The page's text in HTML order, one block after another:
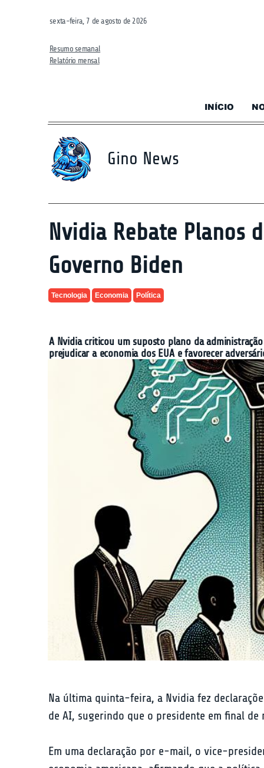
sexta-feira, 7 de agosto de 2026
Resumo semanal
Relatório mensal
INÍCIO
Gino News
Nvidia Rebate Planos
Governo Biden
Tecnologia Economia Política
A Nvidia criticou um suposto plano da
prejudicar a economia dos EUA e favorecer
Na última quinta-feira, a Nvidia fez
de AI, sugerindo que o presidente em final
Em uma declaração por e-mail, o vice-